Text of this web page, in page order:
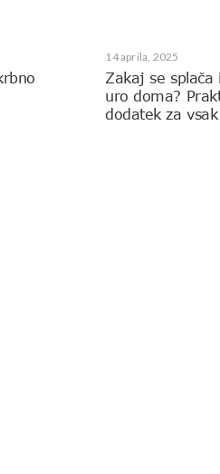
14 aprila, 2025
Zakaj se splača
uro doma?
dodatek za